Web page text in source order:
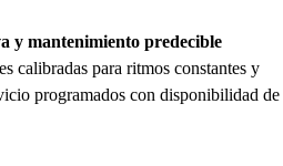
y mantenimiento predecible
calibradas para ritmos constantes y
programados con disponibilidad de